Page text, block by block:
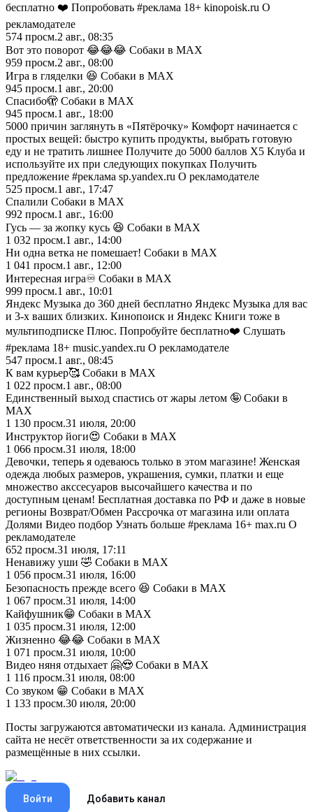
бесплатно ❤️ Попробовать #реклама 18+ kinopoisk.ru О
рекламодателе
574 просм.2 авг., 08:35
Вот это поворот 😂😂😂 Собаки в MAX
959 просм.2 авг., 08:00
Игра в гляделки 😆 Собаки в MAX
945 просм.1 авг., 20:00
Спасибо🫣 Собаки в MAX
945 просм.1 авг., 18:00
5000 причин заглянуть в «Пятёрочку» Комфорт начинается с
простых вещей: быстро купить продукты, выбрать готовую
еду и не тратить лишнее Получите до 5000 баллов X5 Клуба и
используйте их при следующих покупках Получить
предложение #реклама sp.yandex.ru О рекламодателе
525 просм.1 авг., 17:47
Спалили Собаки в MAX
992 просм.1 авг., 16:00
Гусь — за жопку кусь 😆 Собаки в MAX
1 032 просм.1 авг., 14:00
Ни одна ветка не помешает! Собаки в MAX
1 041 просм.1 авг., 12:00
Интересная игра♾️ Собаки в MAX
999 просм.1 авг., 10:01
Яндекс Музыка до 360 дней бесплатно Яндекс Музыка для вас
и 3-х ваших близких. Кинопоиск и Яндекс Книги тоже в
мультиподписке Плюс. Попробуйте бесплатно❤️ Слушать
#реклама 18+ music.yandex.ru О рекламодателе
547 просм.1 авг., 08:45
К вам курьер🥰 Собаки в MAX
1 022 просм.1 авг., 08:00
Единственный выход спастись от жары летом 🤪 Собаки в
MAX
1 130 просм.31 июля, 20:00
Инструктор йоги😍 Собаки в MAX
1 066 просм.31 июля, 18:00
Девочки, теперь я одеваюсь только в этом магазине! Женская
одежда любых размеров, украшения, сумки, платки и еще
множество акссесуаров высочайшего качества и по
доступным ценам! Бесплатная доставка по РФ и даже в новые
регионы Возврат/Обмен Рассрочка от магазина или оплата
Долями Видео подбор Узнать больше #реклама 16+ max.ru О
рекламодателе
652 просм.31 июля, 17:11
Ненавижу уши 🤣 Собаки в MAX
1 056 просм.31 июля, 16:00
Безопасность прежде всего 😆 Собаки в MAX
1 067 просм.31 июля, 14:00
Кайфушник😁 Собаки в MAX
1 035 просм.31 июля, 12:00
Жизненно 😂😂 Собаки в MAX
1 071 просм.31 июля, 10:00
Видео няня отдыхает 🤗😍 Собаки в MAX
1 116 просм.31 июля, 08:00
Со звуком 😁 Собаки в MAX
1 133 просм.30 июля, 20:00
Посты загружаются автоматически из канала. Администрация
сайта не несёт ответственности за их содержание и
размещённые в них ссылки.
Войти Добавить канал